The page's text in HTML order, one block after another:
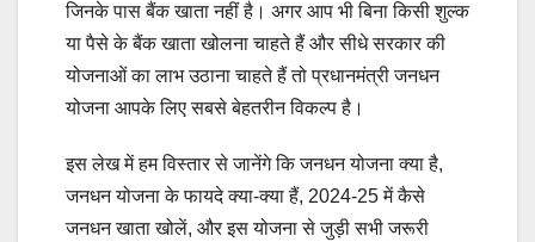
जिनके पास बैंक खाता नहीं है। अगर आप भी बिना किसी शुल्क
या पैसे के बैंक खाता खोलना चाहते हैं और सीधे सरकार की
योजनाओं का लाभ उठाना चाहते हैं तो प्रधानमंत्री जनधन
योजना आपके लिए सबसे बेहतरीन विकल्प है।
इस लेख में हम विस्तार से जानेंगे कि जनधन योजना क्या है,
जनधन योजना के फायदे क्या-क्या हैं, 2024-25 में कैसे
जनधन खाता खोलें, और इस योजना से जुड़ी सभी जरूरी